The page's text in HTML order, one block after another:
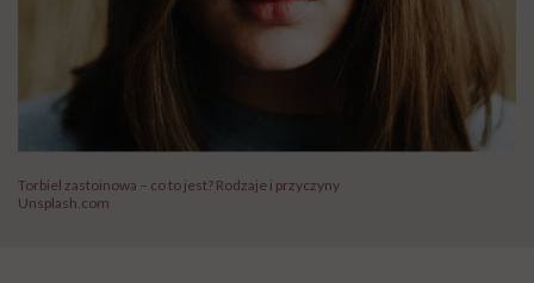
Torbiel zastoinowa – co to jest? Rodzaje i przyczyny
Unsplash.com